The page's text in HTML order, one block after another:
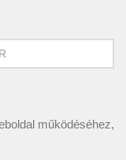
működéséhez,